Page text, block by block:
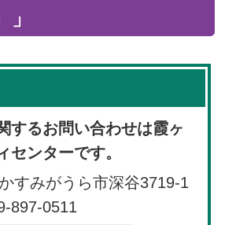
するお問い合わせは霞ヶ
センターです。
すみがうら市深谷3719-1
897-0511